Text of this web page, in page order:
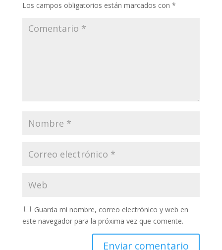
Los campos obligatorios están marcados con *
Guarda mi nombre, correo electrónico y web en
este navegador para la próxima vez que comente.